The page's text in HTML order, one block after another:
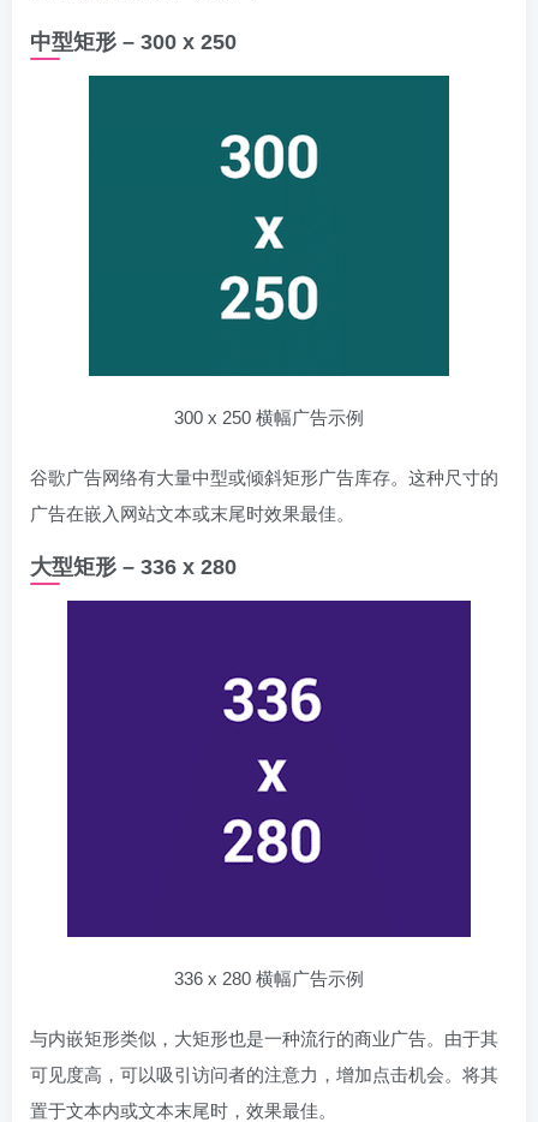
中型矩形 – 300 x 250
300 x 250 横幅广告示例
谷歌广告网络有大量中型或倾斜矩形广告库存。这种尺寸的
广告在嵌入网站文本或末尾时效果最佳。
大型矩形 – 336 x 280
336 x 280 横幅广告示例
与内嵌矩形类似，大矩形也是一种流行的商业广告。由于其
可见度高，可以吸引访问者的注意力，增加点击机会。将其
置于文本内或文本末尾时，效果最佳。